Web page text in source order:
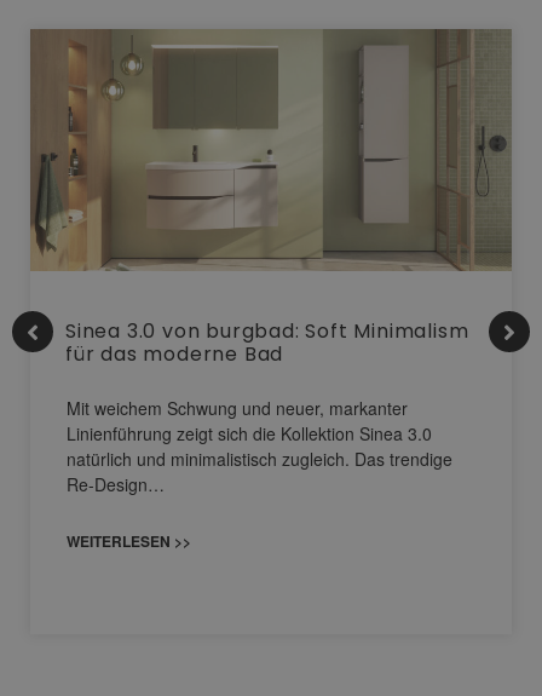
Sinea 3.0 von burgbad: Soft Minimalism
für das moderne Bad
Mit weichem Schwung und neuer, markanter
Linienführung zeigt sich die Kollektion Sinea 3.0
natürlich und minimalistisch zugleich. Das trendige
Re-Design…
WEITERLESEN >>